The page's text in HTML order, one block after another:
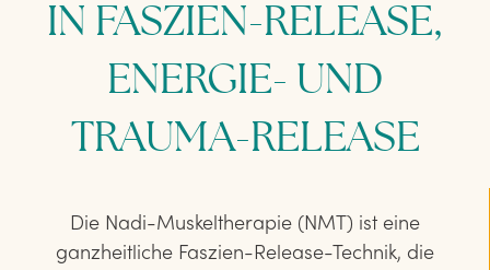
IN FASZIEN-RELEASE,
ENERGIE- UND
TRAUMA-RELEASE
Die Nadi-Muskeltherapie (NMT) ist eine
ganzheitliche Faszien-Release-Technik, die